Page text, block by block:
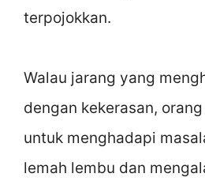
terpojokkan.
Walau jarang yang
dengan kekerasan,
untuk menghadapi
lemah lembu dan